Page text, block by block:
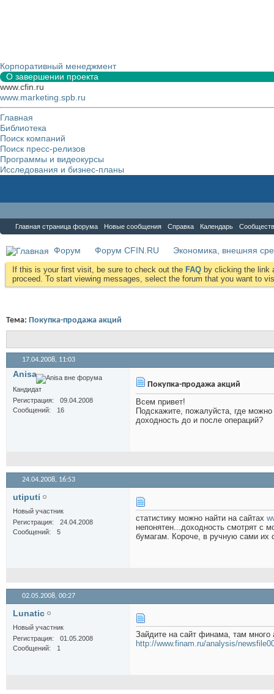
Корпоративный менеджмент
О завершении проекта
www.cfin.ru
www.marketing.spb.ru
Главная
Библиотека
Поиск компаний
Поиск пресс-релизов
Программы и видеокурсы
Исследования и бизнес-планы
Главная страница форума Новые сообщения Справка Календарь
Форум Форум CFIN.RU Экономика, внешняя
If this is your first visit, be sure to check out the FAQ by clicking the link
proceed. To start viewing messages, select the forum that you want to
Тема: Покупка-продажа акций
17.04.2008, 11:03
Anisa
Кандидат
Регистрация
09.04.2008
Сообщений
16
Покупка-продажа акций
Всем привет!
Подскажите, пожалуйста, где
доходность до и после операций?
24.04.2008, 16:53
utiputi
Новый участник
Регистрация
24.04.2008
Сообщений
5
статистику можно найти на сайтах
непонятен...доходность смотрят с
бумагам. Короче, в ручную сами их
02.05.2008, 00:27
Lunatic
Новый участник
Регистрация
01.05.2008
Сообщений
1
Зайдите на сайт финама, там много
http://www.finam.ru/analysis/